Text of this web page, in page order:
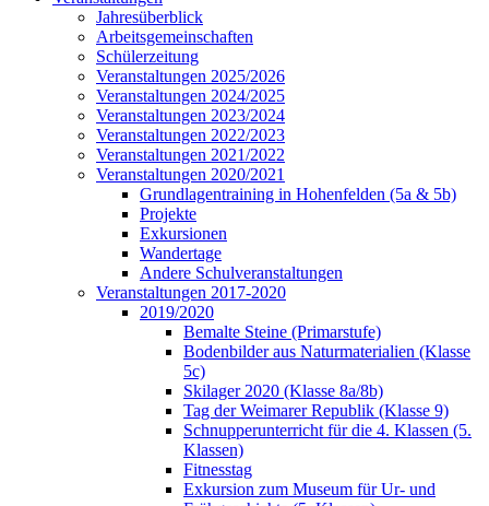
Jahresüberblick
Arbeitsgemeinschaften
Schülerzeitung
Veranstaltungen 2025/2026
Veranstaltungen 2024/2025
Veranstaltungen 2023/2024
Veranstaltungen 2022/2023
Veranstaltungen 2021/2022
Veranstaltungen 2020/2021
Grundlagentraining in Hohenfelden (5a & 5b)
Projekte
Exkursionen
Wandertage
Andere Schulveranstaltungen
Veranstaltungen 2017-2020
2019/2020
Bemalte Steine (Primarstufe)
Bodenbilder aus Naturmaterialien (Klasse
5c)
Skilager 2020 (Klasse 8a/8b)
Tag der Weimarer Republik (Klasse 9)
Schnupperunterricht für die 4. Klassen (5.
Klassen)
Fitnesstag
Exkursion zum Museum für Ur- und